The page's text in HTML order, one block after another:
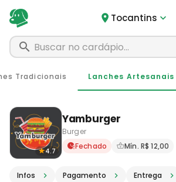
Tocantins
4.7
Yamburger
Burger
Delivery em
Fechado Mín. R$ 12,00
Infos Pagamento Entrega
Tradicionais Lanches Artesanais